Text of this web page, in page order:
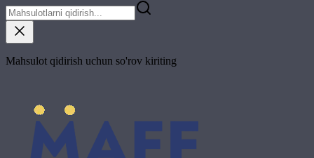
Mahsulot qidirish uchun so'rov kiriting